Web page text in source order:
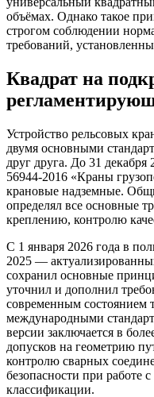
объёмах. Однако такое
строгом соблюдении
требований,
Квадрат на
Устройство рельсовых
двумя основными
друг друга. До 31
56944-2016 «Краны
крановые надземные.
определял все основные
креплению, контролю
С 1 января 2026 года в
2025 —
сохранил основные
уточнил и дополнил
современным состоянием
международными
версии заключается в
допусков на геометрию
контролю сварных
безопасности при работе
классификации.